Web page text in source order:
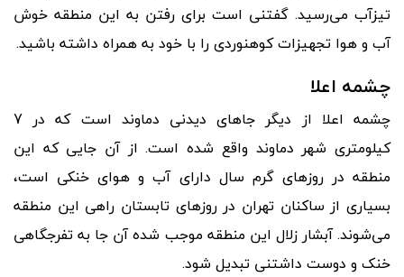
تیزآب میرسید. گفتنی است برای رفتن به این منطقه خوش
آب و هوا تجهیزات کوهنوردی را با خود به همراه داشته باشید.
چشمه اعلا
چشمه اعلا از دیگر جاهای دیدنی دماوند است که در 7
کیلومتری شهر دماوند واقع شده است. از آن جایی که این
منطقه در روزهای گرم سال دارای آب و هوای خنکی است،
بسیاری از ساکنان تهران در روزهای تابستان راهی این منطقه
میشوند. آبشار زلال این منطقه موجب شده آن جا به تفرجگاهی
خنک و دوست داشتنی تبدیل شود.